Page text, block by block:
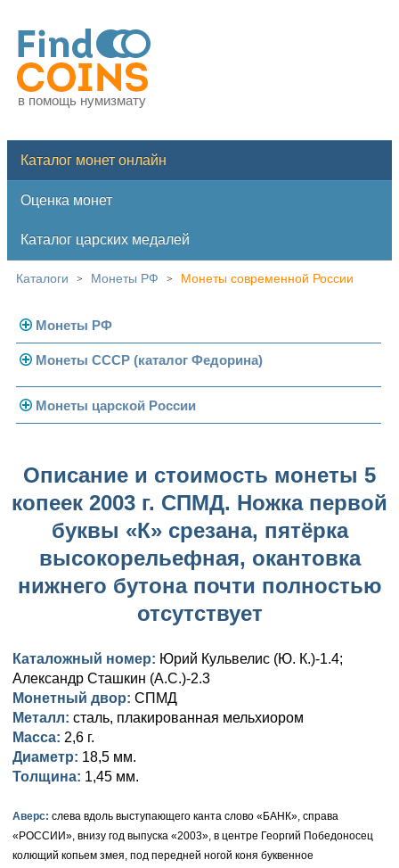
в помощь нумизмату
Каталог монет онлайн
Оценка монет
Каталог царских медалей
Каталоги > Монеты РФ > Монеты современной России
Монеты РФ
Современная Россия
Монеты 1991-1993 гг.
Монеты СССР (каталог Федорина)
Погодовка СССР
Золотые червонцы
Памятные и юбилейные
Монеты царской России
Золото
Медь
Германская оккупация
Памятные и донативные
Александр III (1881-1894)
Серебро
Медь
Памятные и донативные
Александр II (1855-1881)
Золото
Серебро
Для Финляндии
Памятные и донативные
Николай I (1825-1855)
Платина, золото
Медь
Для Грузии
Русско-Польские
Для Польши
Александр I (1801-1825)
Серебро
Медь
Для Грузии
Для Польши
Павел I (1796-1801)
Золото
Серебро
Медь
Екатерина II (1762-1796)
Золото
Серебро
Медь
Для Молдавии и Валахии
Петр III (1762)
Елизавета I (1741-1762)
Золото
Иоанн Антонович (1740-1741)
Петр II (1727-1730)
Описание и стоимость монеты 5
копеек 2003 г. СПМД. Ножка первой
буквы «К» срезана, пятёрка
высокорельефная, окантовка
нижнего бутона почти полностью
отсутствует
Каталожный номер: Юрий Кульвелис (Ю. К.)-1.4;
Александр Сташкин (А.С.)-2.3
Монетный двор: СПМД
Металл: сталь, плакированная мельхиором
Масса: 2,6 г.
Диаметр: 18,5 мм.
Толщина: 1,45 мм.
Аверс: слева вдоль выступающего канта слово «БАНК», справа
«РОССИИ», внизу год выпуска «2003», в центре Георгий Победоносец
колющий копьем змея, под передней ногой коня буквенное